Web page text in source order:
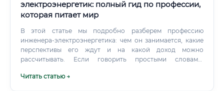
электроэнергетик: полный гид по профессии,
которая питает мир
В этой статье мы подробно разберем профессию
инженера-электроэнергетика: чем он занимается, какие
перспективы его ждут и на какой доход можно
рассчитывать. Если говорить простыми словами,
занимается всем жизненным циклом электрической
Читать статью →